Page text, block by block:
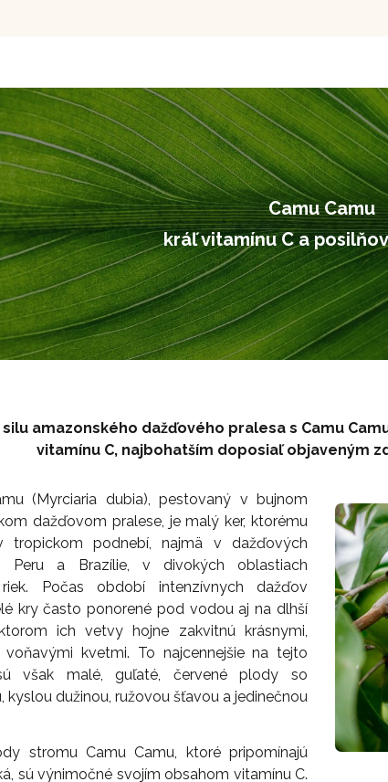
Camu Camu
kráľ vitamínu C a
amazonského dažďového pralesa s Camu
vitamínu C, najbohatším doposiaľ objaveným
(Myrciaria dubia), pestovaný v bujnom
dažďovom pralese, je malý ker, ktorému
tropickom podnebí, najmä v dažďových
Peru a Brazílie, v divokých oblastiach
Počas období intenzívnych dažďov
kry často ponorené pod vodou aj na dlhší
ich vetvy hojne zakvitnú krásnymi,
kvetmi. To najcennejšie na tejto
však malé, guľaté, červené plody so
kyslou dužinou, ružovou šťavou a jedinečnou
stromu Camu Camu, ktoré pripomínajú
sú výnimočné svojím obsahom vitamínu C.